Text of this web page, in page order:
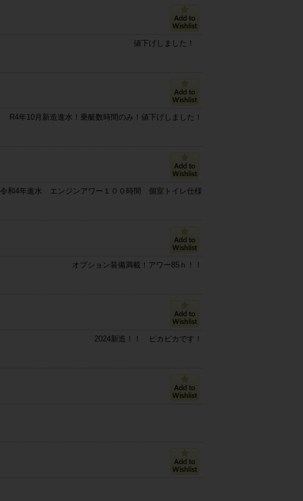
値下げしました！
R4年10月新造進水！乗艇数時間のみ！値下げしました！
令和4年進水 エンジンアワー１００時間 個室トイレ仕様
オプション装備満載！アワー85ｈ！！
2024新造！！ ピカピカです！